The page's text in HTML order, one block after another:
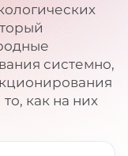
системно,
как на них